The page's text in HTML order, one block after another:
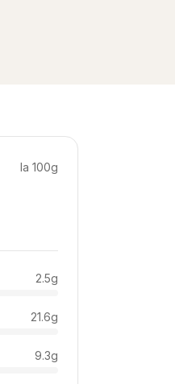
la 100g
2.5g
21.6g
9.3g